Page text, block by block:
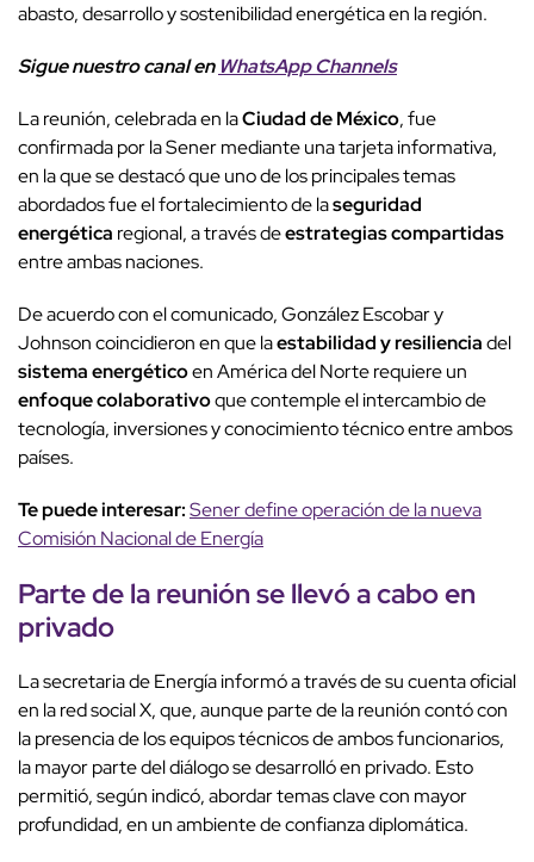
abasto, desarrollo y sostenibilidad energética en la región.
Sigue nuestro canal en WhatsApp Channels
La reunión, celebrada en laCiudad de México, fue
confirmada por la Sener mediante una tarjeta informativa,
en la que se destacó que uno de los principales temas
abordados fue el fortalecimiento de laseguridad
energética regional, a través deestrategias compartidas
entre ambas naciones.
De acuerdo con el comunicado, González Escobar y
Johnson coincidieron en que laestabilidad y resilienciadel
sistema energéticoen América del Norte requiere un
enfoque colaborativoque contemple el intercambio de
tecnología, inversiones y conocimiento técnico entre ambos
países.
Te puede interesar:Sener define operación de la nueva
Comisión Nacional de Energía
Parte de la reunión se llevó a cabo en
privado
La secretaria de Energía informó a través de su cuenta oficial
en la red social X, que, aunque parte de la reunión contó con
la presencia de los equipos técnicos de ambos funcionarios,
la mayor parte del diálogo se desarrolló en privado. Esto
permitió, según indicó, abordar temas clave con mayor
profundidad, en un ambiente de confianza diplomática.